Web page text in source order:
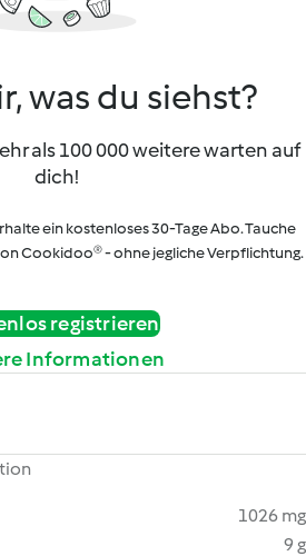
was du siehst?
als 100 000 weitere warten auf
dich!
ein kostenloses 30-Tage Abo. Tauche
Cookidoo® - ohne jegliche Verpflichtung.
registrieren
Informationen
1026 mg
9 g